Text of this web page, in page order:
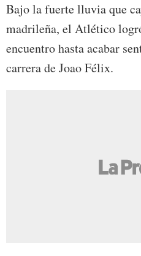
Bajo la fuerte lluvia que
madrileña, el Atlético
encuentro hasta acabar
carrera de Joao Félix.